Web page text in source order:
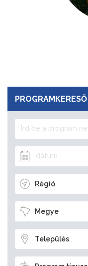
PROGRAMKERESŐ
Régió
Megye
Település